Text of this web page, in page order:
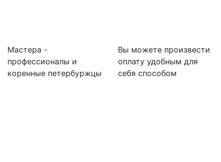
Мастера -
профессионалы и
коренные петербуржцы
Вы можете произвести
оплату удобным для
себя способом